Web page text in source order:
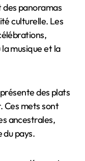
panoramas
culturelle. Les
musique et la
des plats
Ces mets sont
ancestrales,
du pays.